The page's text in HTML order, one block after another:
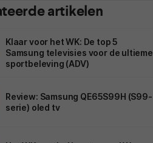
artikelen
Klaar voor het WK: De top 5
Samsung televisies voor de ultieme
sportbeleving (ADV)
Review: Samsung QE65S99H (S99-
serie) oled tv